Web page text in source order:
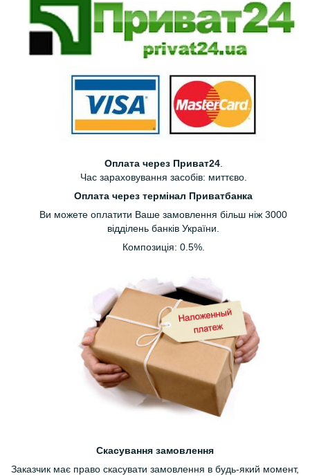
Оплата через Приват24.
Час зараховування засобів: миттєво.
Оплата через термінал Приватбанка
Ви можете оплатити Ваше замовлення більш ніж 3000
відділень банків України.
Композиція: 0.5%.
Скасування замовлення
Заказчик має право скасувати замовлення в будь-який момент,